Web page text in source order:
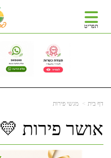
תפריט
דף בית מגשי פירות
אושר פירות 💛